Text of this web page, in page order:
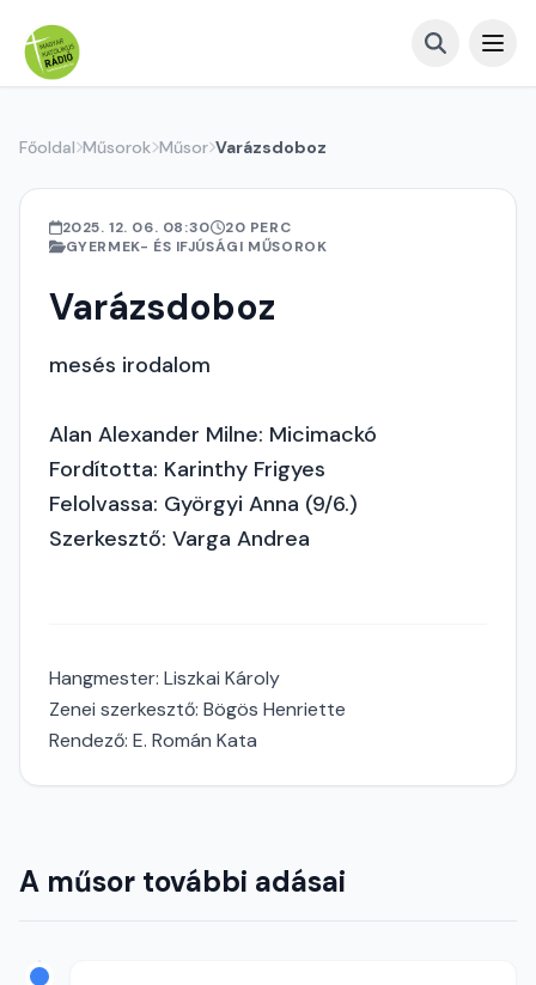
Főoldal Műsorok Műsor Varázsdoboz
2025. 12. 06. 08:30
20 PERC
GYERMEK- ÉS IFJÚSÁGI MŰSOROK
Varázsdoboz
mesés irodalom
Alan Alexander Milne: Micimackó
Fordította: Karinthy Frigyes
Felolvassa: Györgyi Anna (9/6.)
Szerkesztő: Varga Andrea
Hangmester: Liszkai Károly
Zenei szerkesztő: Bögös Henriette
Rendező: E. Román Kata
A műsor további adásai